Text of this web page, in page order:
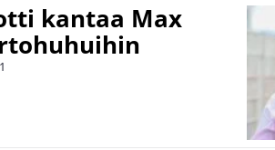
kantaa Max